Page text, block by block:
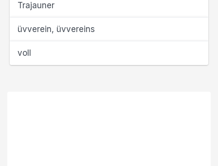
Trajauner
üvverein, üvvereins
voll